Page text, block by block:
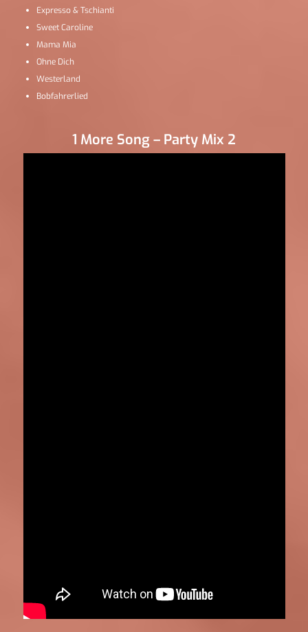
Expresso & Tschianti
Sweet Caroline
Mama Mia
Ohne Dich
Westerland
Bobfahrerlied
1 More Song – Party Mix 2